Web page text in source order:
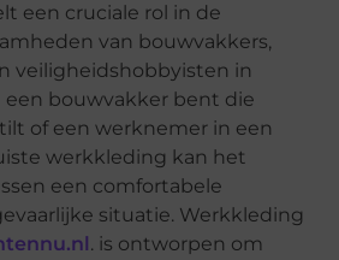
een cruciale rol in de
van bouwvakkers,
veiligheidshobbyisten in
een bouwvakker bent die
of een werknemer in een
werkkleding kan het
een comfortabele
situatie. Werkkleding
. is ontworpen om